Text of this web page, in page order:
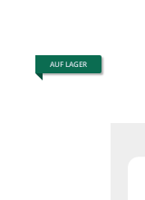
AUF LAGER